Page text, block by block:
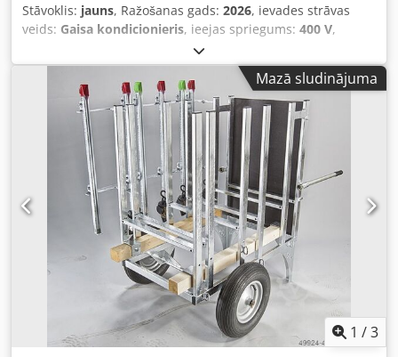
Stāvoklis: jauns, Ražošanas gads: 2026, ievades strāvas
veids: Gaisa kondicionieris, ieejas spriegums: 400 V,
, Mūsu 5 kW elektriskā ķēdes zāģis ir
lieliski piemērots metrmalkas saišu zāģēšanai sadarbībā ar
mūsu zāģa statīvu. Zāģējot veselas malkas metrmalkas
saites, tiek ietaupīts ievērojams roku darbs! Viena
operatora režīmā dažās minūtēs var apstrādāt līdz 1
kubikmetram koksnes, bet stundā aptuveni 5 kubikmetrus.
Vidējais zāģējuma laiks ir 1,5 minūtes. Dcodpfx Aefnrx Tsg
Mazā sludinājuma
1 /3